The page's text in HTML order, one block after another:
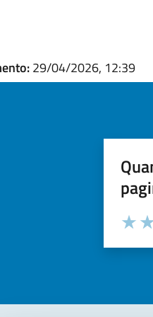
29/04/2026, 12:39
Valuta